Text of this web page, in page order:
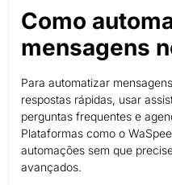
Como
mensagens
Para automatizar
respostas rápidas, usar
perguntas frequentes e
Plataformas como o
automações sem que
avançados.